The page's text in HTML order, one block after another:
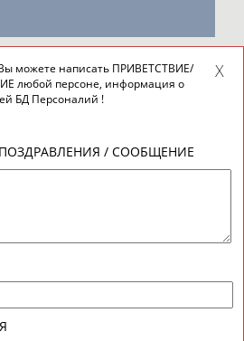
можете написать ПРИВЕТСТВИЕ/
любой персоне, информация о
БД Персоналий !
/ СООБЩЕНИЕ